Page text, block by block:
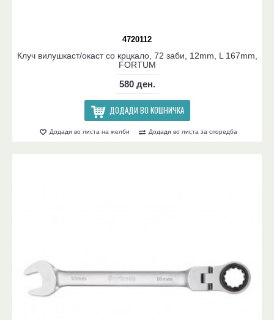
4720112
Клуч вилушкаст/окаст со крцкало, 72 заби, 12mm, L 167mm,
FORTUM
580 ден.
ДОДАДИ ВО КОШНИЧКА
Додади во листа на желби Додади во листа за споредба